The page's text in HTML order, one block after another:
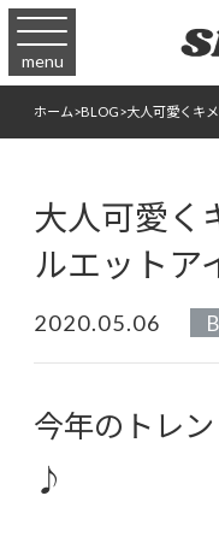
menu
ホーム>BLOG>大人可愛くキ
大人可愛く
ルエットア
2020.05.06
今年のトレ
♪